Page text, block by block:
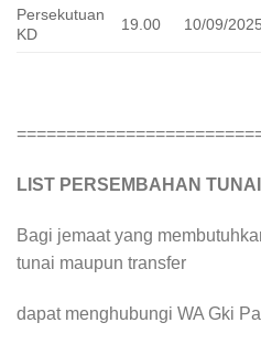
Persekutuan
KD
19.00 10/09/2025
LIST PERSEMBAHAN
Bagi jemaat yang
tunai maupun transfer
dapat menghubungi WA Gki